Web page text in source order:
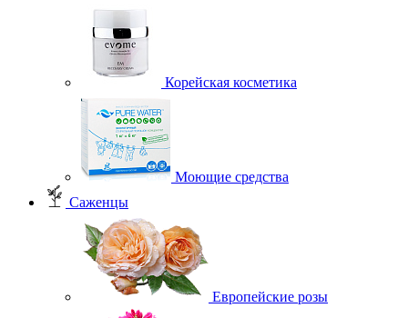
Корейская косметика
Моющие средства
Саженцы
Европейские розы